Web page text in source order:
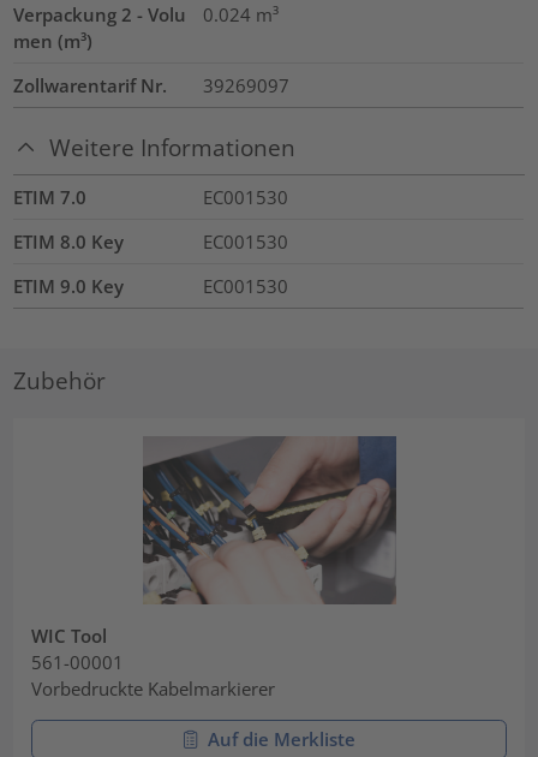
Verpackung 2 - Volu
men (m³)
0.024 m³
Zollwarentarif Nr. 39269097
Weitere Informationen
ETIM 7.0
EC001530
ETIM 8.0 Key
EC001530
ETIM 9.0 Key
EC001530
Zubehör
WIC Tool
561-00001
Vorbedruckte Kabelmarkierer
Auf die Merkliste